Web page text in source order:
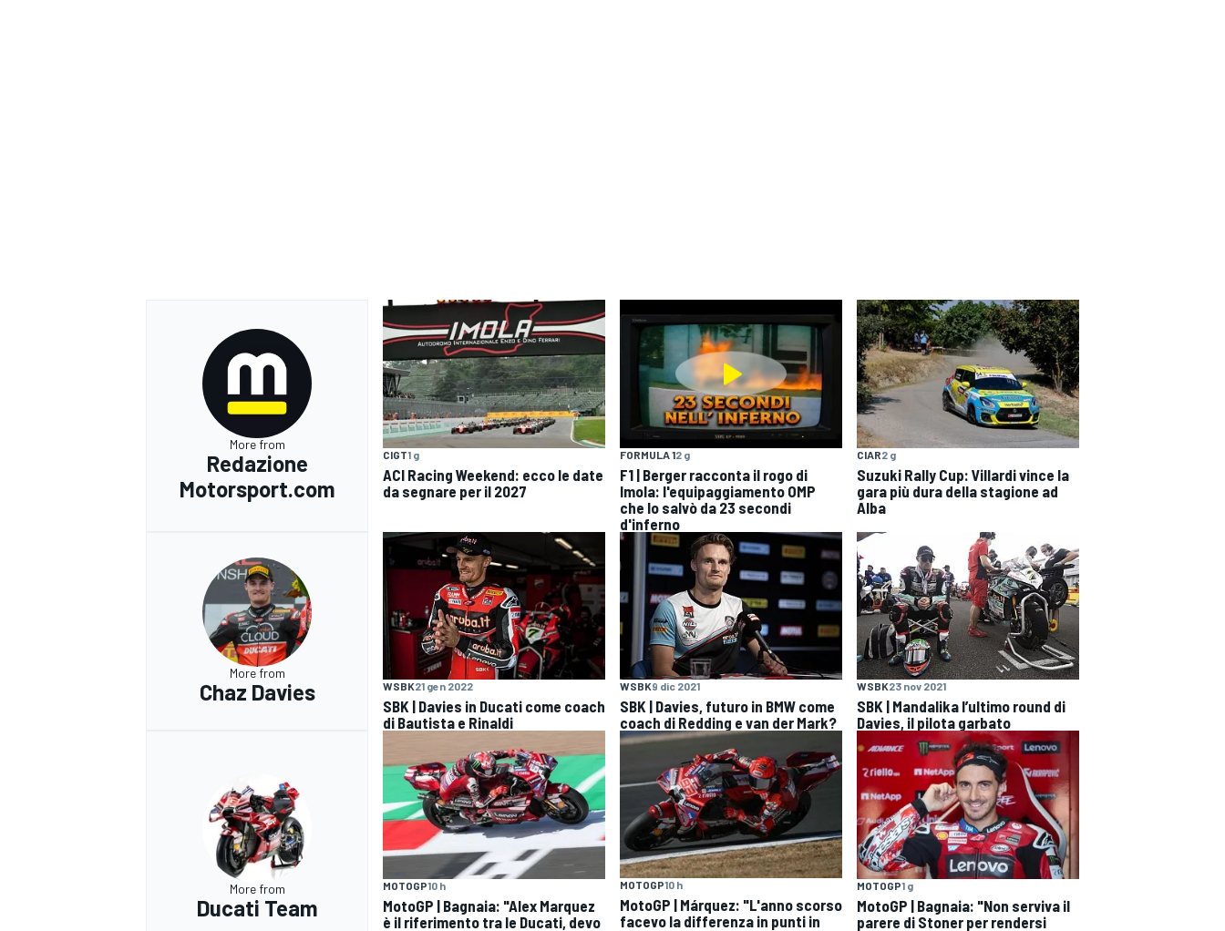
More from
Redazione
Motorsport.com
CIGT1 g
ACI Racing Weekend: ecco le date
da segnare per il 2027
FORMULA 12 g
F1 | Berger racconta il rogo di
Imola: l'equipaggiamento OMP
che lo salvò da 23 secondi
d'inferno
CIAR2 g
Suzuki Rally Cup: Villardi vince la
gara più dura della stagione ad
Alba
More from
Chaz Davies WSBK21 gen 2022
SBK | Davies in Ducati come coach
di Bautista e Rinaldi
WSBK9 dic 2021
SBK | Davies, futuro in BMW come
coach di Redding e van der Mark?
WSBK23 nov 2021
SBK | Mandalika l’ultimo round di
Davies, il pilota garbato
More from
Ducati Team
MOTOGP10 h
MotoGP | Bagnaia: "Alex Marquez
è il riferimento tra le Ducati, devo
MOTOGP10 h
MotoGP | Márquez: "L'anno scorso
facevo la differenza in punti in
MOTOGP1 g
MotoGP | Bagnaia: "Non serviva il
parere di Stoner per rendersi